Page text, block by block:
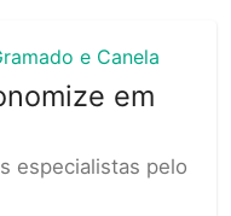
e Canela
em
especialistas pelo